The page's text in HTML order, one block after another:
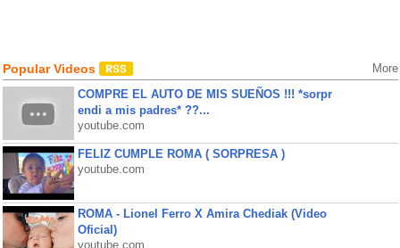
Popular Videos More
COMPRE EL AUTO DE MIS SUEÑOS !!! *sorpr
endi a mis padres* ??...
youtube.com
FELIZ CUMPLE ROMA ( SORPRESA )
youtube.com
ROMA - Lionel Ferro X Amira Chediak (Video
Oficial)
youtube.com